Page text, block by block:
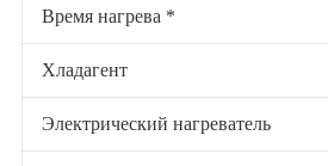
Время нагрева *
Хладагент
Электрический нагреватель